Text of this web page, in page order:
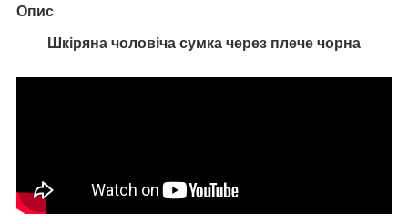
Опис
Шкіряна чоловіча сумка через плече чорна